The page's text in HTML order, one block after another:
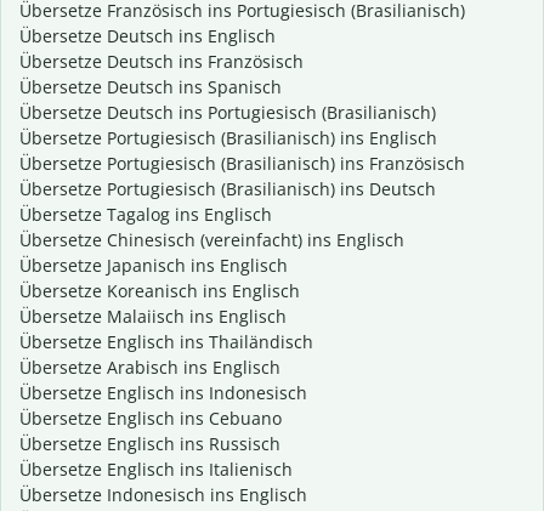
Übersetze Französisch ins Portugiesisch (Brasilianisch)
Übersetze Deutsch ins Englisch
Übersetze Deutsch ins Französisch
Übersetze Deutsch ins Spanisch
Übersetze Deutsch ins Portugiesisch (Brasilianisch)
Übersetze Portugiesisch (Brasilianisch) ins Englisch
Übersetze Portugiesisch (Brasilianisch) ins Französisch
Übersetze Portugiesisch (Brasilianisch) ins Deutsch
Übersetze Tagalog ins Englisch
Übersetze Chinesisch (vereinfacht) ins Englisch
Übersetze Japanisch ins Englisch
Übersetze Koreanisch ins Englisch
Übersetze Malaiisch ins Englisch
Übersetze Englisch ins Thailändisch
Übersetze Arabisch ins Englisch
Übersetze Englisch ins Indonesisch
Übersetze Englisch ins Cebuano
Übersetze Englisch ins Russisch
Übersetze Englisch ins Italienisch
Übersetze Indonesisch ins Englisch